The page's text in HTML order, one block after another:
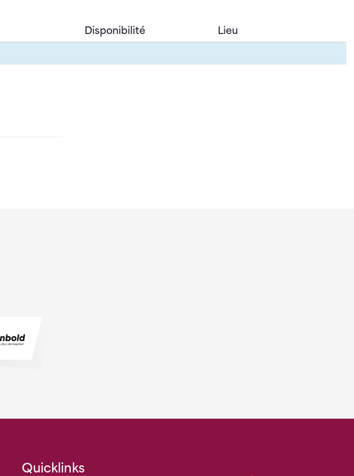
Disponibilité
Lieu
Quicklinks